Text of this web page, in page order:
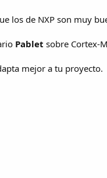
los de NXP son muy
Pablet sobre Cortex-
mejor a tu proyecto.